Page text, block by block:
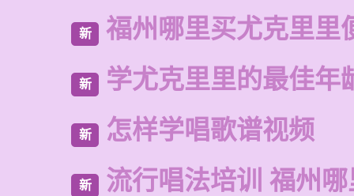
新 福州哪里买尤克里里
新 学尤克里里的最佳年
新 怎样学唱歌谱视频
新 流行唱法培训 福州